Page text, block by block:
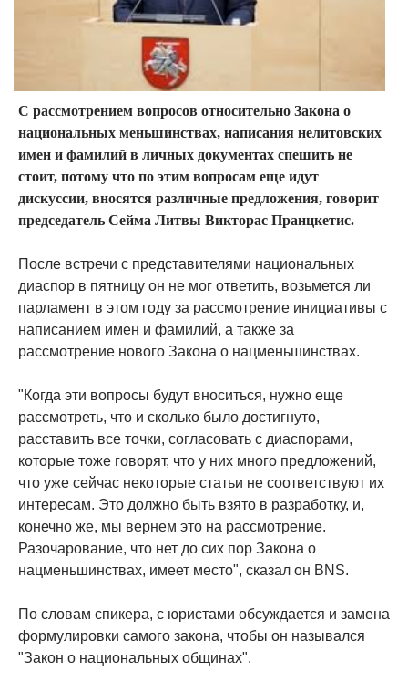
С рассмотрением вопросов относительно Закона о
национальных меньшинствах, написания нелитовских
имен и фамилий в личных документах спешить не
стоит, потому что по этим вопросам еще идут
дискуссии, вносятся различные предложения, говорит
председатель Сейма Литвы Викторас Пранцкетис.
После встречи с представителями национальных
диаспор в пятницу он не мог ответить, возьмется ли
парламент в этом году за рассмотрение инициативы с
написанием имен и фамилий, а также за
рассмотрение нового Закона о нацменьшинствах.
"Когда эти вопросы будут вноситься, нужно еще
рассмотреть, что и сколько было достигнуто,
расставить все точки, согласовать с диаспорами,
которые тоже говорят, что у них много предложений,
что уже сейчас некоторые статьи не соответствуют их
интересам. Это должно быть взято в разработку, и,
конечно же, мы вернем это на рассмотрение.
Разочарование, что нет до сих пор Закона о
нацменьшинствах, имеет место", сказал он BNS.
По словам спикера, с юристами обсуждается и замена
формулировки самого закона, чтобы он назывался
"Закон о национальных общинах".